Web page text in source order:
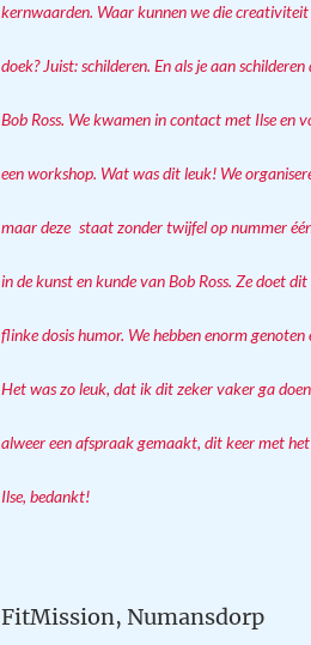
kernwaarden. Waar kunnen we die
doek? Juist: schilderen. En als je aan
Bob Ross. We kwamen in contact met Ilse en
een workshop. Wat was dit leuk! We
maar deze staat zonder twijfel op nummer
in de kunst en kunde van Bob Ross. Ze doet dit
flinke dosis humor. We hebben enorm genoten
Het was zo leuk, dat ik dit zeker vaker ga
alweer een afspraak gemaakt, dit keer met het
Ilse, bedankt!
FitMission, Numansdorp